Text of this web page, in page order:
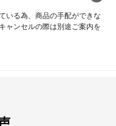
いる為、商品の手配ができな
ャンセルの際は別途ご案内を